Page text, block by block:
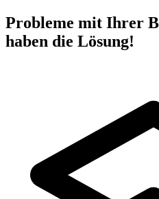
Probleme mit Ihrer
haben die Lösung!